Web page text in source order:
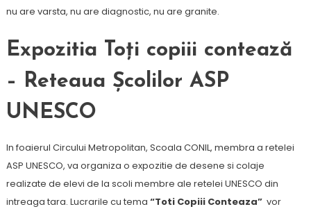
nu are varsta, nu are diagnostic, nu are granite.
Expozitia Toți copiii contează
– Reteaua Școlilor ASP
UNESCO
In foaierul Circului Metropolitan, Scoala CONIL, membra a retelei
ASP UNESCO, va organiza o expozitie de desene si colaje
realizate de elevi de la scoli membre ale retelei UNESCO din
intreaga tara. Lucrarile cu tema “Toti Copiii Conteaza”vor